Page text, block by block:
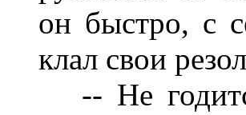
он быстро, с
клал свои
-- Не